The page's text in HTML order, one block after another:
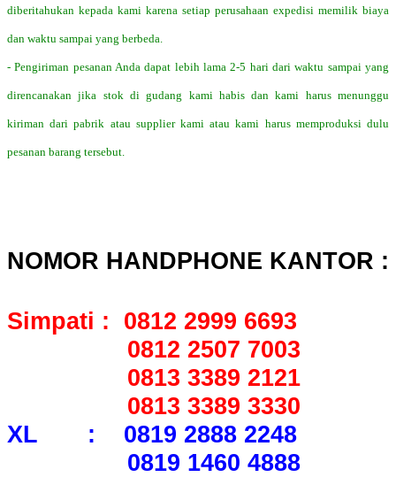
diberitahukan kepada kami karena setiap perusahaan expedisi memilik biaya
dan waktu sampai yang berbeda.
- Pengiriman pesanan Anda dapat lebih lama 2-5 hari dari waktu sampai yang
direncanakan jika stok di gudang kami habis dan kami harus menunggu
kiriman dari pabrik atau supplier kami atau kami harus memproduksi dulu
pesanan barang tersebut.
NOMOR HANDPHONE KANTOR :
Simpati : 0812 2999 6693
0812 2507 7003
0813 3389 2121
0813 3389 3330
XL : 0819 2888 2248
0819 1460 4888